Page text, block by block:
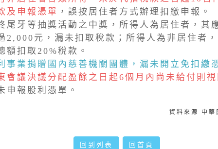
及申報憑單 ，誤按居住者方式辦理扣繳申報。
尾牙等抽獎活動之中獎，所得人為居住者，其
2,000元，漏未扣取稅款；所得人為非居住者
額扣取20%稅款。
事業捐贈國內慈善機關團體，漏未開立免扣繳
會議決議分配盈餘之日起6個月內尚未給付則
申報股利憑單。
資料來源 中華
回到列表 回首頁